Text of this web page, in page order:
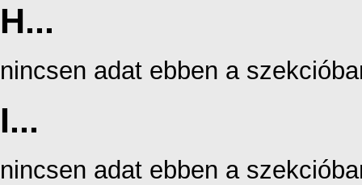
H...
nincsen adat ebben a
I...
nincsen adat ebben a